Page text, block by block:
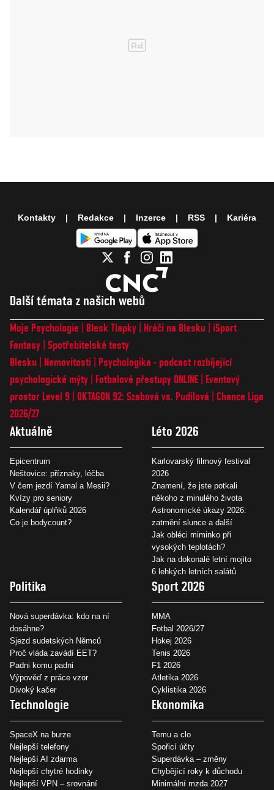
Další témata z našich webů
Moje Psychologie Blesk Tlapky Hráči na Blesku
iSport
Fantasy Spotřebitelské testy
Blesku
Nemovitosti
Psychologika - podcast rozbíjející
psychologické mýty
Fotbalové přestupy ONLINE
Eventový
prostor Level 9 OKTAGON 92: Szabová vs. Pudilová
Chance Liga
2026/27
Aktuálně
Epicentrum
Neštovice: příznaky, léčba
V čem jezdí Yamal a Mesii?
Kvízy pro seniory
Kalendář úplňků 2026
Co je bodycount?
Léto 2026
Karlovarský filmový festival
2026
Znamení, že jste potkali
někoho z minulého života
Astronomické úkazy 2026:
zatmění slunce a další
Jak obléci miminko při
vysokých teplotách?
Jak na dokonalé letní mojito
6 lehkých letních salátů
Politika
Nová superdávka: kdo na ní
dosáhne?
Sjezd sudetských Němců
Proč vláda zavádí EET?
Padni komu padni
Výpověď z práce vzor
Divoký kačer
Sport 2026
MMA
Fotbal 2026/27
Hokej 2026
Tenis 2026
F1 2026
Atletika 2026
Cyklistika 2026
Technologie
SpaceX na burze
Nejlepší telefony
Nejlepší AI zdarma
Nejlepší chytré hodinky
Nejlepší VPN – srovnání
Ekonomika
Temu a clo
Spořicí účty
Superdávka – změny
Chybějící roky k důchodu
Minimální mzda 2027
Kontakty Redakce Inzerce RSS Kariéra